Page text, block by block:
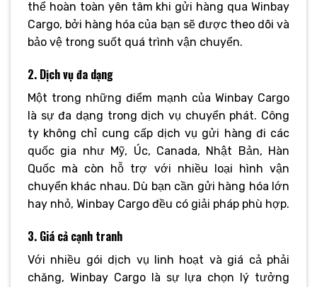
thể hoàn toàn yên tâm khi gửi hàng qua Winbay
Cargo, bởi hàng hóa của bạn sẽ được theo dõi và
bảo vệ trong suốt quá trình vận chuyển.
2. Dịch vụ đa dạng
Một trong những điểm mạnh của Winbay Cargo
là sự đa dạng trong dịch vụ chuyển phát. Công
ty không chỉ cung cấp dịch vụ gửi hàng đi các
quốc gia như Mỹ, Úc, Canada, Nhật Bản, Hàn
Quốc mà còn hỗ trợ với nhiều loại hình vận
chuyển khác nhau. Dù bạn cần gửi hàng hóa lớn
hay nhỏ, Winbay Cargo đều có giải pháp phù hợp.
3. Giá cả cạnh tranh
Với nhiều gói dịch vụ linh hoạt và giá cả phải
chăng, Winbay Cargo là sự lựa chọn lý tưởng